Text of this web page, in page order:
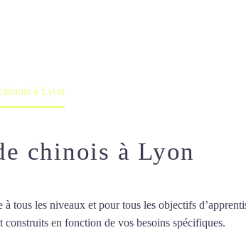
à Lyon
chinois à Lyon
à tous les niveaux et pour tous les objectifs
en fonction de vos besoins spécifiques.